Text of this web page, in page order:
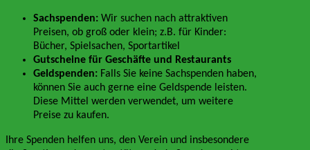
Sachspenden: Wir suchen nach attraktiven
Preisen, ob groß oder klein; z.B. für Kinder:
Bücher, Spielsachen, Sportartikel
Gutscheine für Geschäfte und Restaurants
Geldspenden: Falls Sie keine Sachspenden haben,
können Sie auch gerne eine Geldspende leisten.
Diese Mittel werden verwendet, um weitere
Preise zu kaufen.
Ihre Spenden helfen uns, den Verein und insbesondere